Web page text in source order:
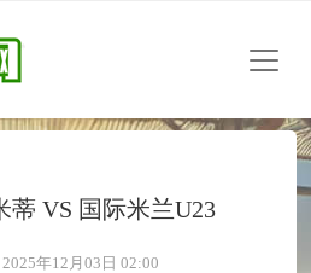
蒂 VS 国际米兰U23
年12月03日 02:00